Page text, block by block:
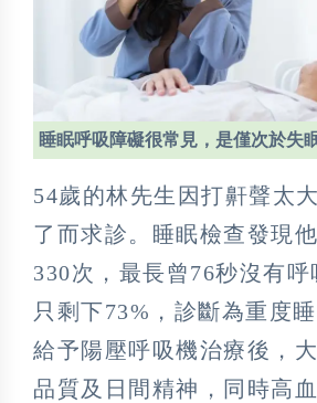
睡眠呼吸障礙很常見，是僅次於失
54歲的林先生因打鼾聲太
了而求診。睡眠檢查發現
330次，最長曾76秒沒有呼
只剩下73%，診斷為重度
給予陽壓呼吸機治療後，
品質及日間精神，同時高